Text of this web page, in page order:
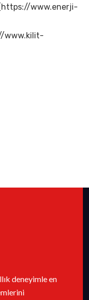
www.enerji-
www.kilit-
deneyimle en